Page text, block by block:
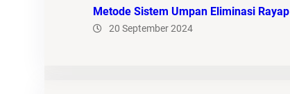
Metode Sistem Umpan Eliminasi Rayap
20 September 2024